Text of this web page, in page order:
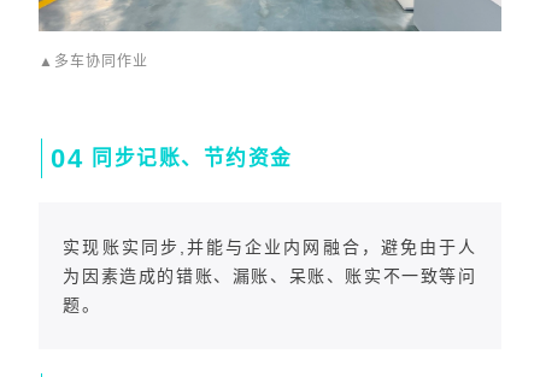
▲多车协同作业
04 同步记账、节约资金
实现账实同步,并能与企业内网融合，避免由于人
为因素造成的错账、漏账、呆账、账实不一致等问
题。